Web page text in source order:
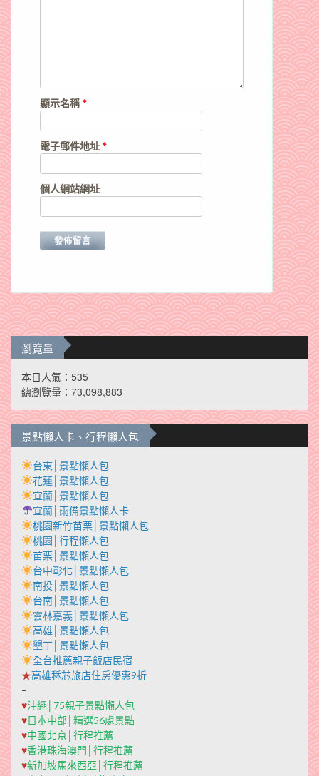
顯示名稱*
電子郵件地址 *
個人網站網址
瀏覽量
本日人氣：535
總瀏覽量：73,098,883
景點懶人卡、行程懶人包
台東│景點懶人包
花蓮│景點懶人包
宜蘭│景點懶人包
宜蘭│雨備景點懶人卡
桃園新竹苗栗│景點懶人包
桃園│行程懶人包
苗栗│景點懶人包
台中彰化│景點懶人包
南投│景點懶人包
台南│景點懶人包
雲林嘉義│景點懶人包
高雄│景點懶人包
墾丁│景點懶人包
全台推薦親子飯店民宿
★高雄秝芯旅店住房優惠9折
–
♥沖繩│75親子景點懶人包
♥日本中部│精選56處景點
♥中國北京│行程推薦
♥香港珠海澳門│行程推薦
♥新加坡馬來西亞│行程推薦